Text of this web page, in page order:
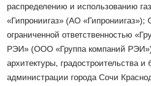
распределению и использованию
«Гипрониигаз» (АО «Гипрониигаз»);
ограниченной ответственностью
РЭИ» (ООО «Группа компаний
архитектуры, градостроительства и
администрации города Сочи